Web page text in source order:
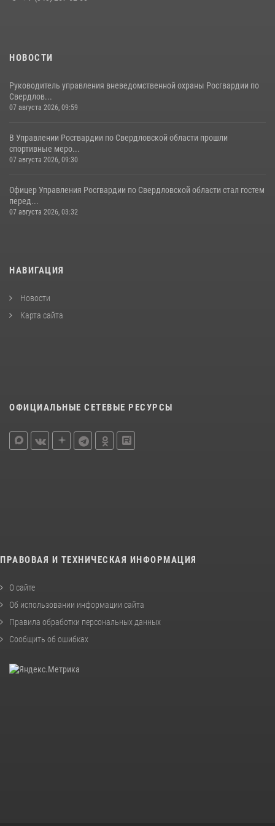
НОВОСТИ
Руководитель управления вневедомственной охраны Росгвардии по
Свердлов...
07 августа 2026, 09:59
В Управлении Росгвардии по Свердловской области прошли
спортивные меро...
07 августа 2026, 09:30
Офицер Управления Росгвардии по Свердловской области стал гостем
перед...
07 августа 2026, 03:32
НАВИГАЦИЯ
Новости
Карта сайта
ОФИЦИАЛЬНЫЕ СЕТЕВЫЕ РЕСУРСЫ
ПРАВОВАЯ И ТЕХНИЧЕСКАЯ ИНФОРМАЦИЯ
О сайте
Об использовании информации сайта
Правила обработки персональных данных
Сообщить об ошибках